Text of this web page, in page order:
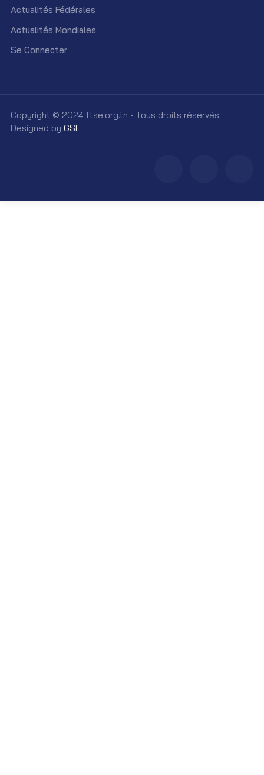
Actualités Fédérales
Actualités Mondiales
Se Connecter
Copyright © 2024 ftse.org.tn - Tous droits réservés.
Designed by GSI